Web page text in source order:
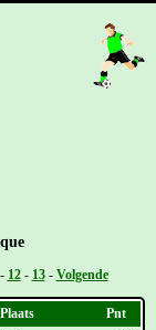
12- 13- Volgende
Plaats Pnt